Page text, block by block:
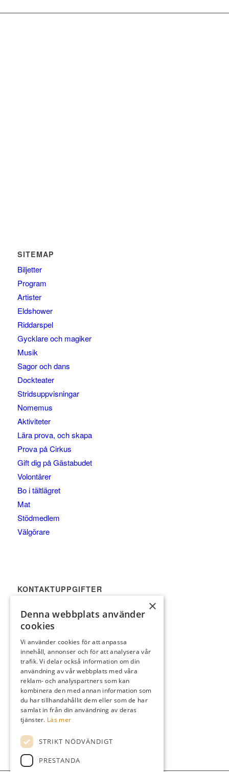
SITEMAP
Biljetter
Program
Artister
Eldshower
Riddarspel
Gycklare och magiker
Musik
Sagor och dans
Dockteater
Stridsuppvisningar
Nomemus
Aktiviteter
Lära prova, och skapa
Prova på Cirkus
Gift dig på Gästabudet
Volontärer
Bo i tältlägret
Mat
Stödmedlem
Välgörare
KONTAKTUPPGIFTER
E-postinfo@gastabud.se
VILL NI VARA MED OCH STÖDJA?
Robert Johansson
E-postgastabud2011@live.com
×
Denna webbplats använder
cookies
Vi använder cookies för att anpassa
innehåll, annonser och för att analysera vår
trafik. Vi delar också information om din
användning av vår webbplats med våra
reklam- och analyspartners som kan
kombinera den med annan information som
du har tillhandahållit dem eller som de har
samlat in från din användning av deras
tjänster. Läs mer
STRIKT NÖDVÄNDIGT
PRESTANDA